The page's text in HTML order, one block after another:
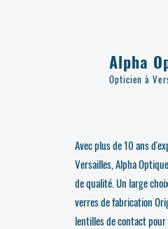
Alpha
Opticien à
Avec plus de 10 ans
Versailles, Alpha
de qualité. Un large
verres de fabrication
lentilles de contact